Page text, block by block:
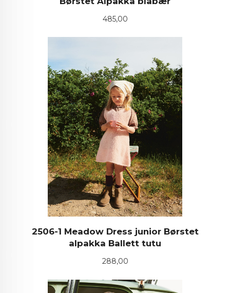
Pris
485,00
2506-1 Meadow Dress junior Børstet
alpakka Ballett tutu
Pris
288,00